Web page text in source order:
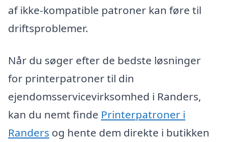
af ikke-kompatible patroner kan føre til
driftsproblemer.
Når du søger efter de bedste løsninger
for printerpatroner til din
ejendomsservicevirksomhed i Randers,
kan du nemt finde Printerpatroner i
Randers og hente dem direkte i butikken